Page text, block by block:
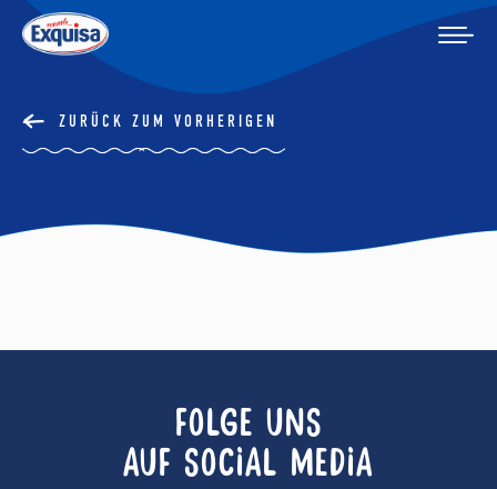
ZURÜCK ZUM VORHERIGEN
FOLGE UNS
AUF SOCIAL MEDIA